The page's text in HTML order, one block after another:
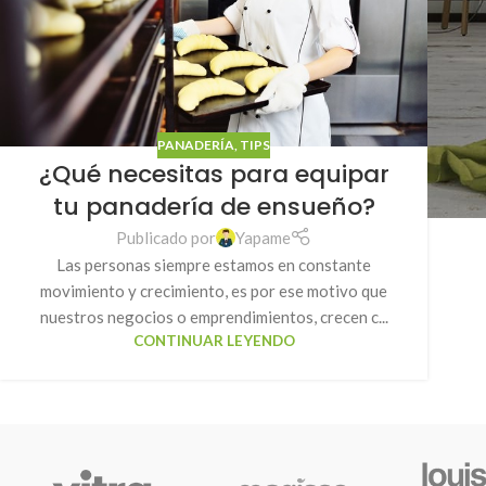
PANADERÍA TIPS
¿Qué necesitas para equipar
tu panadería de ensueño?
Publicado por
Yapame
Las personas siempre estamos en constante
movimiento y crecimiento, es por ese motivo que
nuestros negocios o emprendimientos, crecen c...
CONTINUAR LEYENDO